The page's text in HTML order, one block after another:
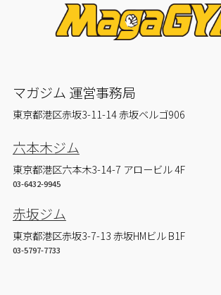
マガジム 運営事務局
東京都港区赤坂3-11-14 赤坂ベルゴ906
六本木ジム
東京都港区六本木3-14-7 アロービル 4F
03-6432-9945
赤坂ジム
東京都港区赤坂3-7-13 赤坂HMビル B1F
03-5797-7733